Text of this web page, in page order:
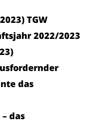
TGW
2022/2023
das
das